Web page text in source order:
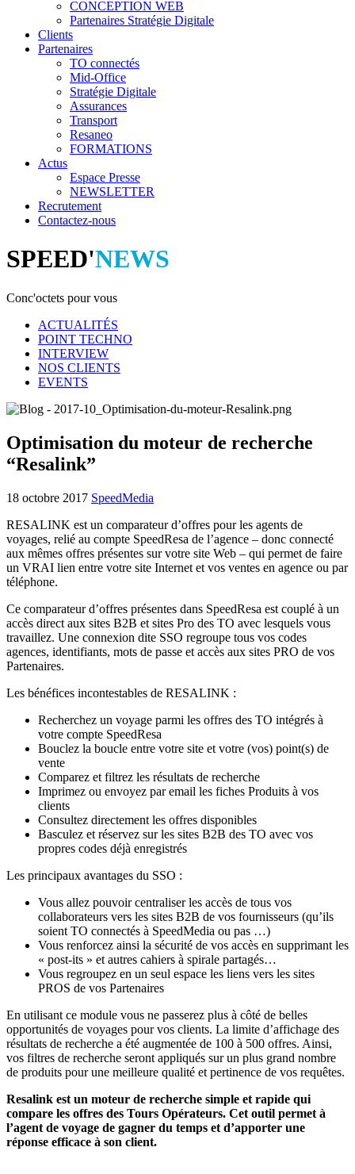
CONCEPTION WEB
Partenaires Stratégie Digitale
Clients
Partenaires
TO connectés
Mid-Office
Stratégie Digitale
Assurances
Transport
Resaneo
FORMATIONS
Actus
Espace Presse
NEWSLETTER
Recrutement
Contactez-nous
SPEED'NEWS
Conc'octets pour vous
ACTUALITÉS
POINT TECHNO
INTERVIEW
NOS CLIENTS
EVENTS
Optimisation du moteur de recherche
“Resalink”
18 octobre 2017 SpeedMedia
RESALINK est un comparateur d’offres pour les agents de
voyages, relié au compte SpeedResa de l’agence – donc connecté
aux mêmes offres présentes sur votre site Web – qui permet de faire
un VRAI lien entre votre site Internet et vos ventes en agence ou par
téléphone.
Ce comparateur d’offres présentes dans SpeedResa est couplé à un
accès direct aux sites B2B et sites Pro des TO avec lesquels vous
travaillez. Une connexion dite SSO regroupe tous vos codes
agences, identifiants, mots de passe et accès aux sites PRO de vos
Partenaires.
Les bénéfices incontestables de RESALINK :
Recherchez un voyage parmi les offres des TO intégrés à
votre compte SpeedResa
Bouclez la boucle entre votre site et votre (vos) point(s) de
vente
Comparez et filtrez les résultats de recherche
Imprimez ou envoyez par email les fiches Produits à vos
clients
Consultez directement les offres disponibles
Basculez et réservez sur les sites B2B des TO avec vos
propres codes déjà enregistrés
Les principaux avantages du SSO :
Vous allez pouvoir centraliser les accès de tous vos
collaborateurs vers les sites B2B de vos fournisseurs (qu’ils
soient TO connectés à SpeedMedia ou pas …)
Vous renforcez ainsi la sécurité de vos accès en supprimant les
« post-its » et autres cahiers à spirale partagés…
Vous regroupez en un seul espace les liens vers les sites
PROS de vos Partenaires
En utilisant ce module vous ne passerez plus à côté de belles
opportunités de voyages pour vos clients. La limite d’affichage des
résultats de recherche a été augmentée de 100 à 500 offres. Ainsi,
vos filtres de recherche seront appliqués sur un plus grand nombre
de produits pour une meilleure qualité et pertinence de vos requêtes.
Resalink est un moteur de recherche simple et rapide qui
compare les offres des Tours Opérateurs. Cet outil permet à
l’agent de voyage de gagner du temps et d’apporter une
réponse efficace à son client.